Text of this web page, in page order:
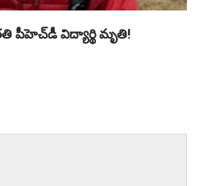
పీహెచ్‌డీ విద్యార్థి మృతి!